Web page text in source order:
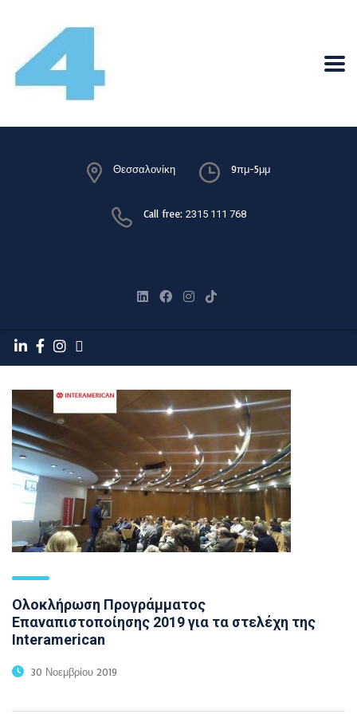
Θεσσαλονίκη 9πμ-5μμ
Call free: 2315 111 768
Ολοκλήρωση Προγράμματος
Επαναπιστοποίησης 2019 για τα στελέχη της
Interamerican
30 Νοεμβρίου 2019